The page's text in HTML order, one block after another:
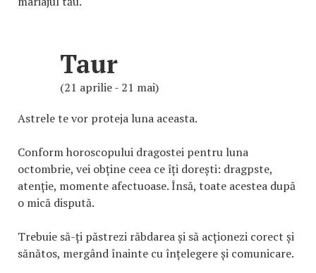
Taur
(21 aprilie - 21 mai)
Astrele te vor proteja luna aceasta.
Conform horoscopului dragostei pentru luna
octombrie, vei obține ceea ce îți dorești: dragpste,
atenție, momente afectuoase. Însă, toate acestea după
o mică dispută.
Trebuie să-ți păstrezi răbdarea și să acționezi corect și
sănătos, mergând înainte cu înțelegere și comunicare.